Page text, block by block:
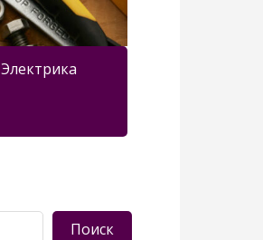
Электрика
Поиск